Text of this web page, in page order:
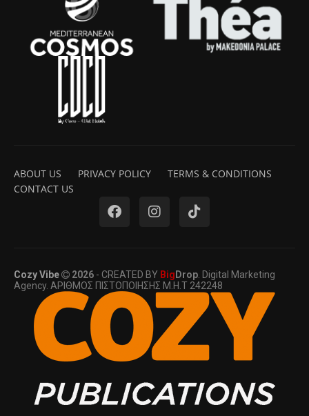
ABOUT US PRIVACY POLICY
TERMS & CONDITIONS
CONTACT US
Cozy Vibe 2026 - CREATED BY Big Drop . Digital Marketing
Agency. ΑΡΙΘΜΟΣ ΠΙΣΤΟΠΟΙΗΣΗΣ Μ.Η.Τ 242248